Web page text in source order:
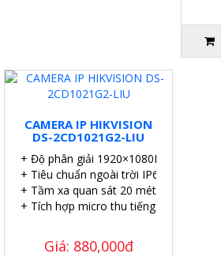
CAMERA IP HIKVISION
DS-2CD1021G2-LIU
+ Độ phân giải 1920×1080P.
+ Tiêu chuẩn ngoài trời IP67.
+ Tầm xa quan sát 20 mét.
+ Tích hợp micro thu tiếng.
Giá: 880,000đ